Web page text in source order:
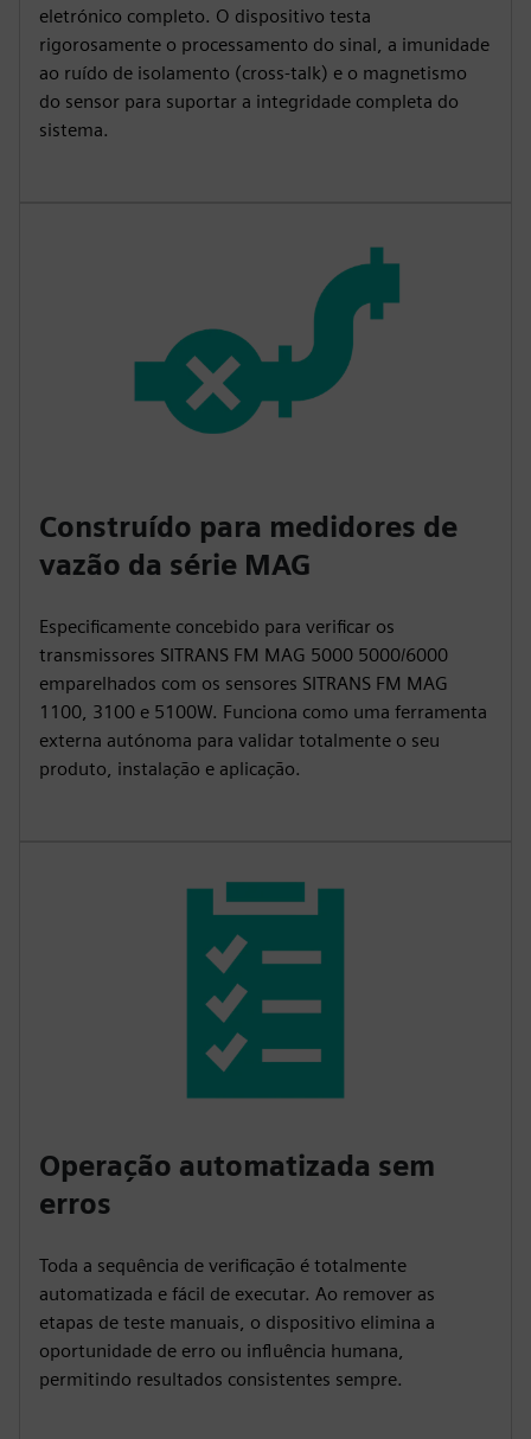
eletrónico completo. O dispositivo testa
rigorosamente o processamento do sinal, a imunidade
ao ruído de isolamento (cross-talk) e o magnetismo
do sensor para suportar a integridade completa do
sistema.
Construído para medidores de
vazão da série MAG
Especificamente concebido para verificar os
transmissores SITRANS FM MAG 5000 5000/6000
emparelhados com os sensores SITRANS FM MAG
1100, 3100 e 5100W. Funciona como uma ferramenta
externa autónoma para validar totalmente o seu
produto, instalação e aplicação.
Operação automatizada sem
erros
Toda a sequência de verificação é totalmente
automatizada e fácil de executar. Ao remover as
etapas de teste manuais, o dispositivo elimina a
oportunidade de erro ou influência humana,
permitindo resultados consistentes sempre.